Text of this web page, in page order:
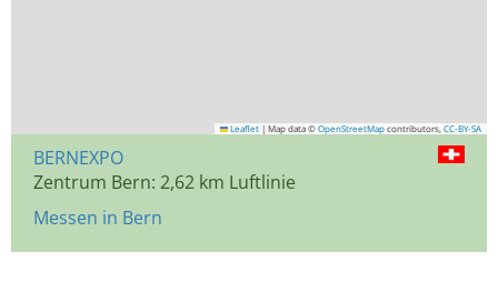
Leaflet | Map data © OpenStreetMap contributors, CC-BY-SA
BERNEXPO
Zentrum Bern: 2,62 km Luftlinie
Messen in Bern